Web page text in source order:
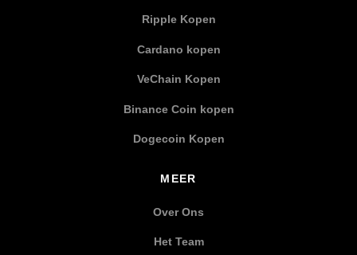
Ripple Kopen
Cardano kopen
VeChain Kopen
Binance Coin kopen
Dogecoin Kopen
MEER
Over Ons
Het Team